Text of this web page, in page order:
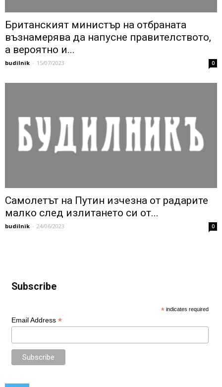
Британският министър на отбраната
възнамерява да напусне правителството,
а вероятно и...
budilnik - 15/07/2023 0
Самолетът на Путин изчезна от радарите
малко след излитането си от...
budilnik - 24/06/2023 0
Subscribe
* indicates required
Email Address *